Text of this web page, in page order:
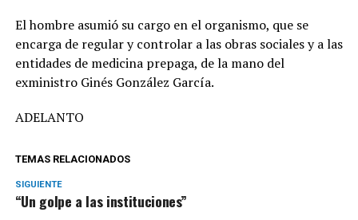
El hombre asumió su cargo en el organismo, que se
encarga de regular y controlar a las obras sociales y a las
entidades de medicina prepaga, de la mano del
exministro Ginés González García.
ADELANTO
TEMAS RELACIONADOS
SIGUIENTE
“Un golpe a las instituciones”